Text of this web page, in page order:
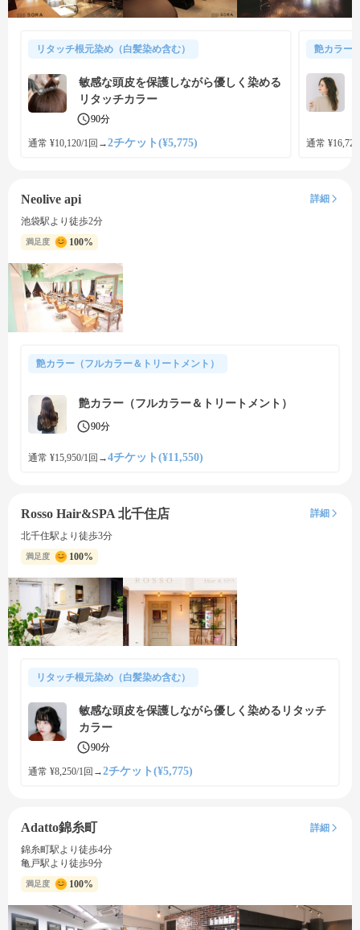
リタッチ根元染め（白髪染め含む）
敏感な頭皮を保護しながら優しく染める
リタッチカラー
90分
通常 ¥10,120/1回 →2チケット(¥5,775)
艶カラー
通常
Neolive api
詳細
池袋駅より徒歩2分
満足度 100%
艶カラー（フルカラー＆トリートメント）
艶カラー（フルカラー＆トリートメント）
90分
通常 ¥15,950/1回 →4チケット(¥11,550)
Rosso Hair&SPA 北千住店
詳細
北千住駅より徒歩3分
満足度 100%
リタッチ根元染め（白髪染め含む）
敏感な頭皮を保護しながら優しく染めるリタッチ
カラー
90分
通常 ¥8,250/1回 →2チケット(¥5,775)
Adatto錦糸町
詳細
錦糸町駅より徒歩4分
亀戸駅より徒歩9分
満足度 100%